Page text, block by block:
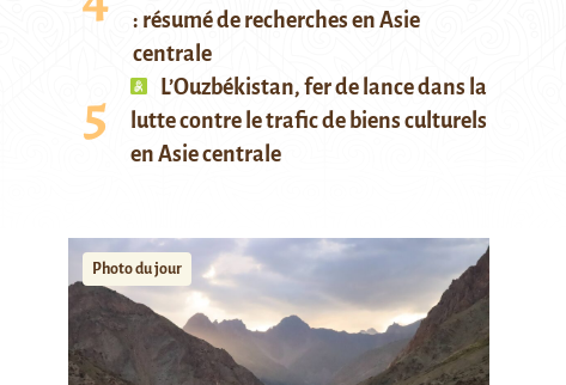
: résumé de recherches en Asie
centrale
L’Ouzbékistan, fer de lance dans la
lutte contre le trafic de biens culturels
en Asie centrale
Photo du jour